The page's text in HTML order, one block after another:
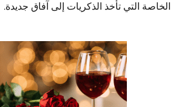
الخاصة التي تأخذ الذكريات إلى آفاق جديدة.